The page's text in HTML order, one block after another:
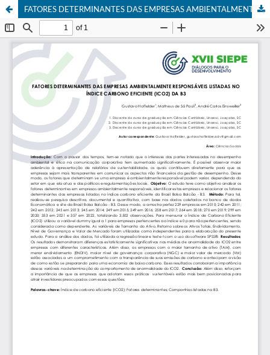
FATORES DETERMINANTES DAS EMPRESAS AMBIENTALMENTE RESPONSÁVEIS LISTADAS NO ÍNDICE CARBONO EFICIENTE (ICO2) DA B3